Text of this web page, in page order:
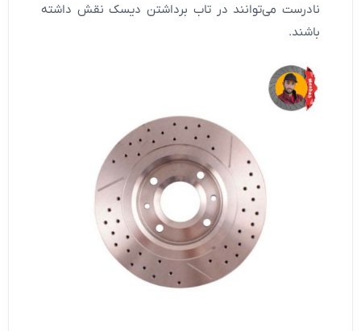
نادرست می‌توانند در تاب برداشتن دیسک نقش داشته
باشند.